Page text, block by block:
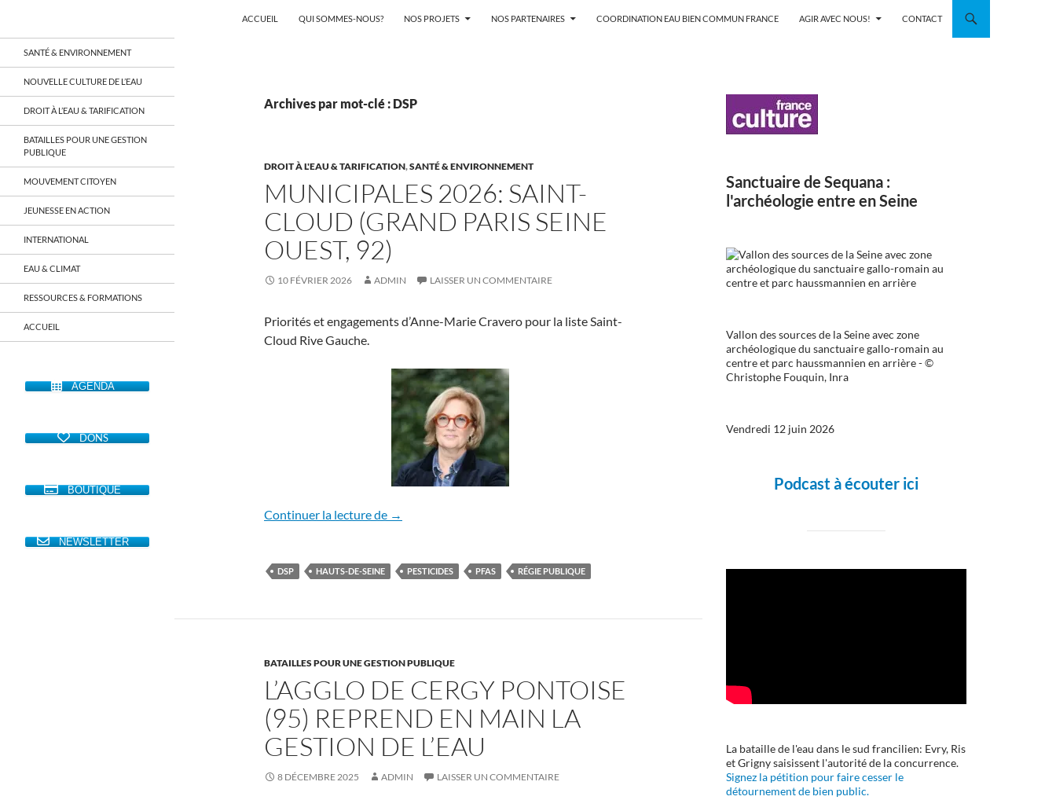
Aller
au
contenu
ACCUEIL QUI SOMMES-NOUS? NOS PROJETS NOS PARTENAIRES COORDINATION EAU BIEN COMMUN FRANCE AGIR AVEC NOUS! CONTACT
Archives par mot-clé : DSP
DROIT À L'EAU & TARIFICATION,SANTÉ & ENVIRONNEMENT
MUNICIPALES 2026: SAINT-
CLOUD (GRAND PARIS SEINE
OUEST, 92)
10 FÉVRIER 2026 ADMIN LAISSER UN COMMENTAIRE
Priorités et engagements d’Anne-Marie Cravero pour la liste Saint-
Cloud Rive Gauche.
Continuer la lecture de Municipales 2026: Saint-Cloud (Grand Paris Seine Ouest, 92)
→
DSP HAUTS-DE-SEINE PESTICIDES PFAS RÉGIE PUBLIQUE
BATAILLES POUR UNE GESTION PUBLIQUE
L’AGGLO DE CERGY PONTOISE
(95) REPREND EN MAIN LA
GESTION DE L’EAU
8 DÉCEMBRE 2025 ADMIN LAISSER UN COMMENTAIRE
Sanctuaire de Sequana :
l'archéologie entre en Seine
Vallon des sources de la Seine avec zone
archéologique du sanctuaire gallo-romain au
centre et parc haussmannien en arrière - ©
Christophe Fouquin, Inra
Vendredi 12 juin 2026
Podcast à écouter ici
La bataille de l'eau dans le sud francilien: Evry, Ris
et Grigny saisissent l'autorité de la concurrence.
Signez la pétition pour faire cesser le
détournement de bien public.
un réseau qui réunit citoyens et
associations autour de la ressource
territoire français, sur tous les
économique, juridique, de la santé,
culturel…
SANTÉ & ENVIRONNEMENT
NOUVELLE CULTURE DE L’EAU
DROIT À L’EAU & TARIFICATION
BATAILLES POUR UNE GESTION
PUBLIQUE
MOUVEMENT CITOYEN
JEUNESSE EN ACTION
INTERNATIONAL
EAU & CLIMAT
RESSOURCES & FORMATIONS
ACCUEIL
AGENDA
DONS
BOUTIQUE
NEWSLETTER